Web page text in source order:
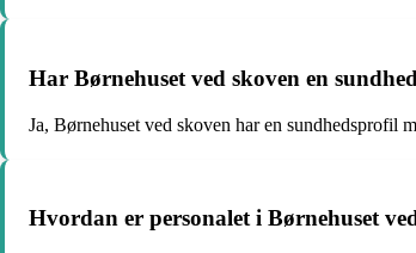
Har Børnehuset ved skoven en
Ja, Børnehuset ved skoven har en sundhedsprofil
Hvordan er personalet i Børnehuset